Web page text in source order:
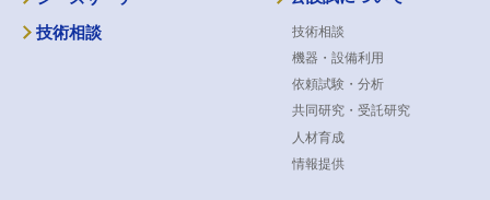
技術相談
技術相談
機器・設備利用
依頼試験・分析
共同研究・受託研究
人材育成
情報提供